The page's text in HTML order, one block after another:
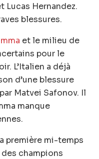
Lucas Hernandez.
blessures.
et le milieu de
pour le
L’Italien a déjà
d’une blessure
Matvei Safonov. Il
manque
première mi-temps
champions